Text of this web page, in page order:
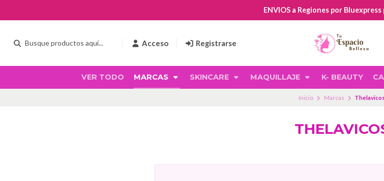
Acceso Registrarse
VER TODO MARCAS SKINCARE MAQUILLAJE K- BEAUTY
ENVIOS a Regiones por Bluexpress
Inicio Marcas